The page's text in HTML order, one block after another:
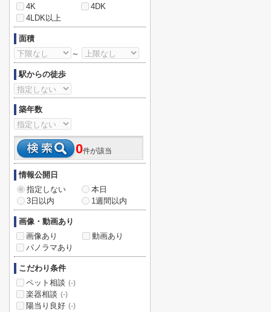
4K
4DK
4LDK以上
面積
～
駅からの徒歩
築年数
0件が該当
情報公開日
指定しない
本日
3日以内
1週間以内
画像・動画あり
画像あり
動画あり
パノラマあり
こだわり条件
ペット相談 (-)
楽器相談 (-)
陽当り良好 (-)